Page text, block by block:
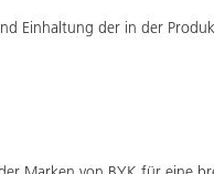
Einhaltung der in der